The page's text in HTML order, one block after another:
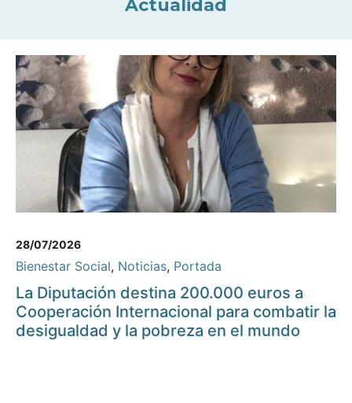
Actualidad
28/07/2026
Bienestar Social, Noticias, Portada
La Diputación destina 200.000 euros a
Cooperación Internacional para combatir la
desigualdad y la pobreza en el mundo